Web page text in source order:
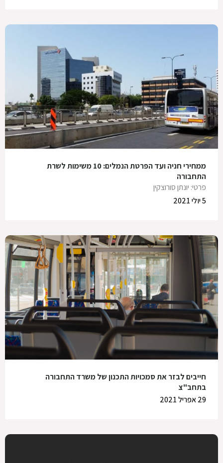
ממחירי חניה ועד הפרטת הנמלים: 10 משימות לשרת
התחבורה
פרטי: יונתן סורוצקין
5 יולי 2021
חייבים לבזר את סמכויות התכנון של משרד התחבורה
בתחב"צ
29 אפריל 2021